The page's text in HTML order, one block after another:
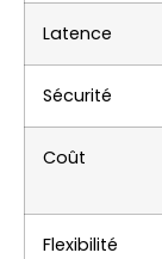
Latence
Sécurité
Coût
Flexibilité